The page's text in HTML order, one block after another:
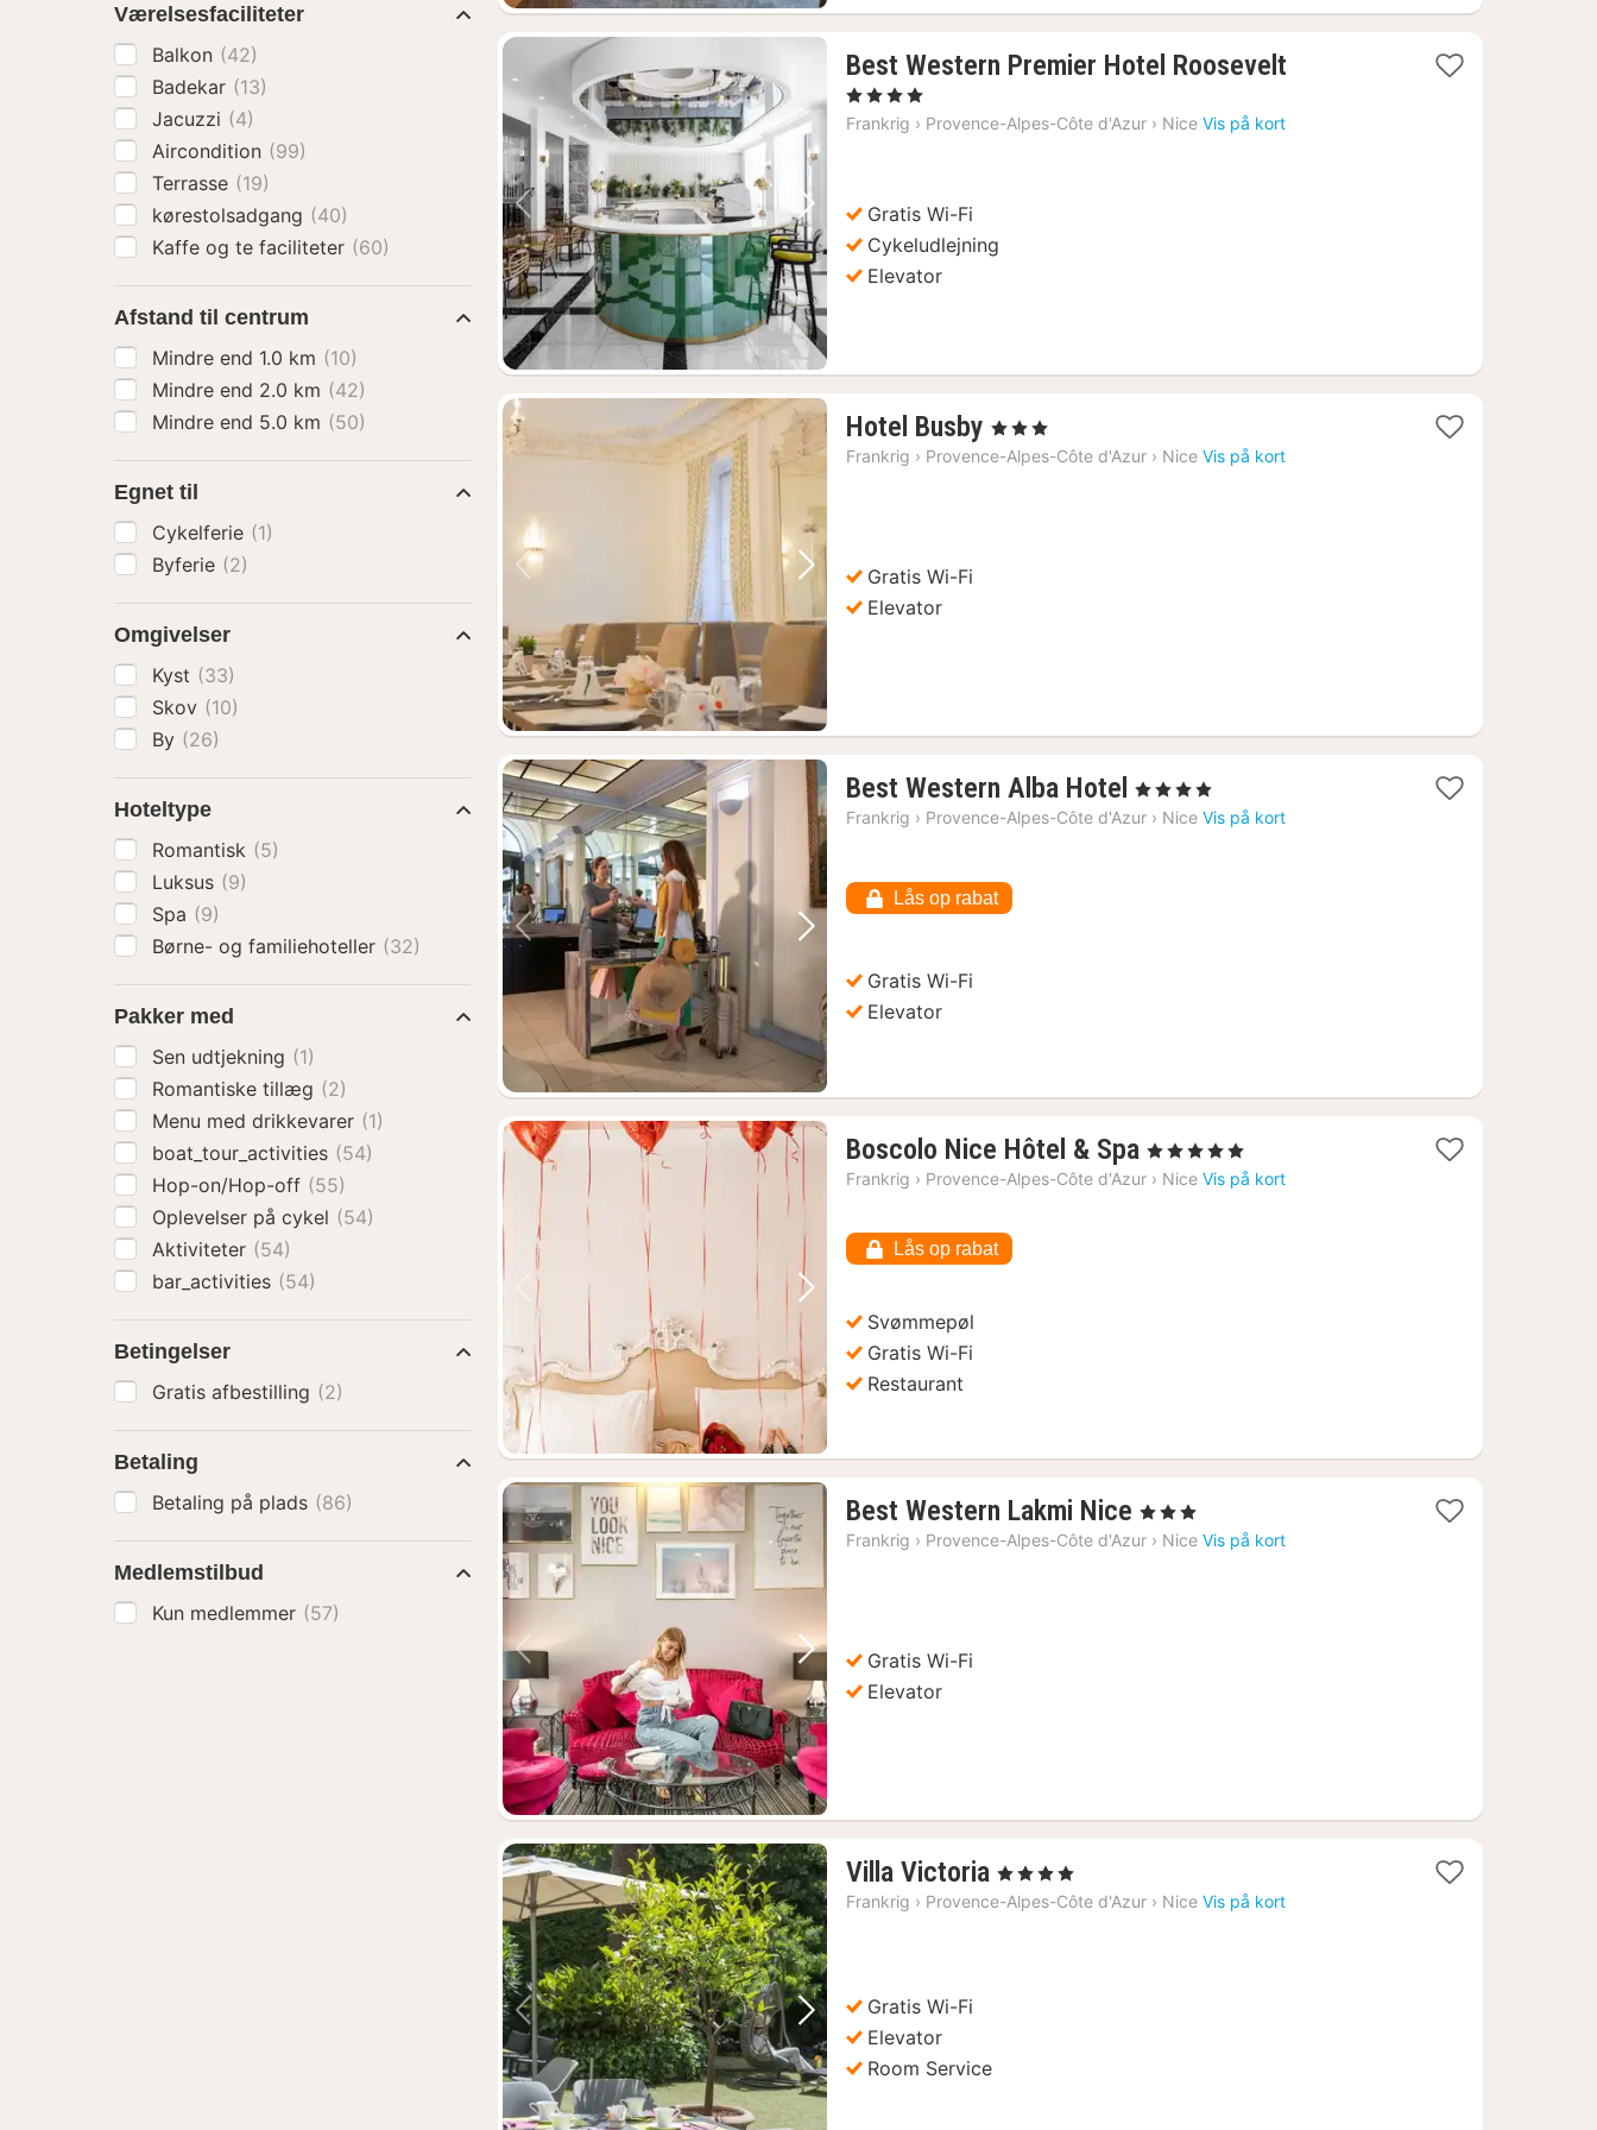
Forrige billede Næste billede
Best Western Premier Hotel Roosevelt
, 4 Stjerner
Frankrig › Provence-Alpes-Côte d'Azur › Nice Vis på kort
Gratis Wi-Fi
Cykeludlejning
Elevator
Forrige billede Næste billede
Hotel Busby 1
nat
, 3 Stjerner
Frankrig › Provence-Alpes-Côte d'Azur › Nice Vis på kort
Gratis Wi-Fi
Elevator
Forrige billede Næste billede
Best Western Alba Hotel 1
nat
, 4 Stjerner
Frankrig › Provence-Alpes-Côte d'Azur › Nice Vis på kort
Lås op rabat
Gratis Wi-Fi
Elevator
Forrige billede Næste billede
Boscolo Nice Hôtel & Spa 1
nat
, 5 Stjerner
Frankrig › Provence-Alpes-Côte d'Azur › Nice Vis på kort
Lås op rabat
Svømmepøl
Gratis Wi-Fi
Restaurant
Forrige billede Næste billede
Best Western Lakmi Nice 1
nat
, 3 Stjerner
Frankrig › Provence-Alpes-Côte d'Azur › Nice Vis på kort
Gratis Wi-Fi
Elevator
Forrige billede Næste billede
Villa Victoria 1
nat
, 4 Stjerner
Frankrig › Provence-Alpes-Côte d'Azur › Nice Vis på kort
Gratis Wi-Fi
Elevator
Room Service
Værelsesfaciliteter
Balkon (42)
Badekar (13)
Jacuzzi (4)
Aircondition (99)
Terrasse (19)
kørestolsadgang (40)
Kaffe og te faciliteter (60)
Afstand til centrum
Mindre end 1.0 km (10)
Mindre end 2.0 km (42)
Mindre end 5.0 km (50)
Egnet til
Cykelferie (1)
Byferie (2)
Omgivelser
Kyst (33)
Skov (10)
By (26)
Hoteltype
Romantisk (5)
Luksus (9)
Spa (9)
Børne- og familiehoteller (32)
Pakker med
Sen udtjekning (1)
Romantiske tillæg (2)
Menu med drikkevarer (1)
boat_tour_activities (54)
Hop-on/Hop-off (55)
Oplevelser på cykel (54)
Aktiviteter (54)
bar_activities (54)
Betingelser
Gratis afbestilling (2)
Betaling
Betaling på plads (86)
Medlemstilbud
Kun medlemmer (57)